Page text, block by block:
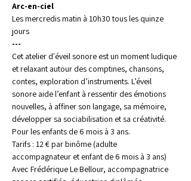
Arc-en-ciel
Les mercredis matin à 10h30 tous les quinze
jours
---
Cet atelier d'éveil sonore est un moment ludique
et relaxant autour des comptines, chansons,
contes, exploration d’instruments. L’éveil
sonore aide l’enfant à ressentir des émotions
nouvelles, à affiner son langage, sa mémoire,
développer sa sociabilisation et sa créativité.
Pour les enfants de 6 mois à 3 ans.
Tarifs : 12 € par binôme (adulte
accompagnateur et enfant de 6 mois à 3 ans)
Avec Frédérique Le Bellour, accompagnatrice